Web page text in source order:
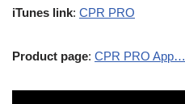
iTunes link: CPR PRO
Product page: CPR PRO App…